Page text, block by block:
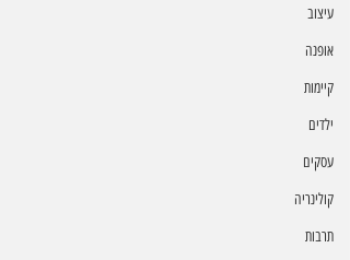
עיצוב
אופנה
קיימות
ילדים
עסקים
קולינריה
תרבות